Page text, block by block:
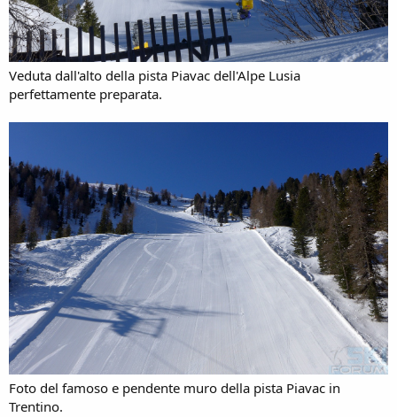
Veduta dall'alto della pista Piavac dell'Alpe Lusia
perfettamente preparata.
Foto del famoso e pendente muro della pista Piavac in
Trentino.